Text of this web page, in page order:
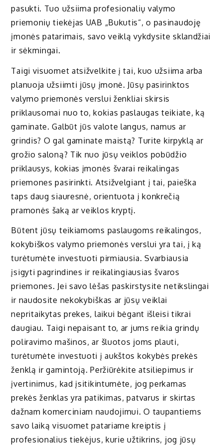
pasukti. Tuo užsiima profesionalių valymo
priemonių tiekėjas UAB „Bukutis“, o pasinaudoję
įmonės patarimais, savo veiklą vykdysite sklandžiai
ir sėkmingai.
Taigi visuomet atsižvelkite į tai, kuo užsiima arba
planuoja užsiimti jūsų įmonė. Jūsų pasirinktos
valymo priemonės verslui ženkliai skirsis
priklausomai nuo to, kokias paslaugas teikiate, ką
gaminate. Galbūt jūs valote langus, namus ar
grindis? O gal gaminate maistą? Turite kirpyklą ar
grožio saloną? Tik nuo jūsų veiklos pobūdžio
priklausys, kokias įmonės švarai reikalingas
priemones pasirinkti. Atsižvelgiant į tai, paieška
taps daug siauresnė, orientuota į konkrečią
pramonės šaką ar veiklos kryptį.
Būtent jūsų teikiamoms paslaugoms reikalingos,
kokybiškos valymo priemonės verslui yra tai, į ką
turėtumėte investuoti pirmiausia. Svarbiausia
įsigyti pagrindines ir reikalingiausias švaros
priemones. Jei savo lėšas paskirstysite netikslingai
ir naudosite nekokybiškas ar jūsų veiklai
nepritaikytas prekes, laikui bėgant išleisi tikrai
daugiau. Taigi nepaisant to, ar jums reikia grindų
poliravimo mašinos, ar šluotos joms plauti,
turėtumėte investuoti į aukštos kokybės prekės
ženklą ir gamintoją. Peržiūrėkite atsiliepimus ir
įvertinimus, kad įsitikintumėte, jog perkamas
prekės ženklas yra patikimas, patvarus ir skirtas
dažnam komerciniam naudojimui. O taupantiems
savo laiką visuomet patariame kreiptis į
profesionalius tiekėjus, kurie užtikrins, jog jūsų